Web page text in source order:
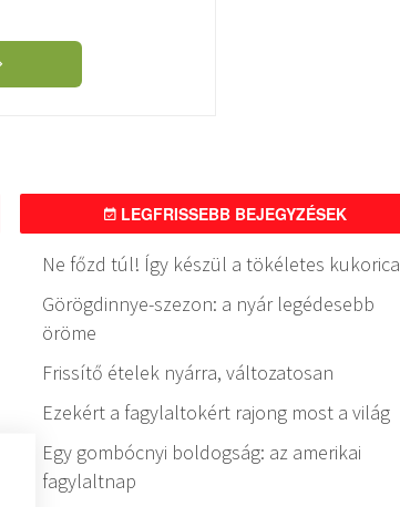
LEGFRISSEBB BEJEGYZÉSEK
Ne főzd túl! Így készül a tökéletes kukorica
Görögdinnye-szezon: a nyár legédesebb
öröme
Frissítő ételek nyárra, változatosan
Ezekért a fagylaltokért rajong most a világ
Egy gombócnyi boldogság: az amerikai
fagylaltnap